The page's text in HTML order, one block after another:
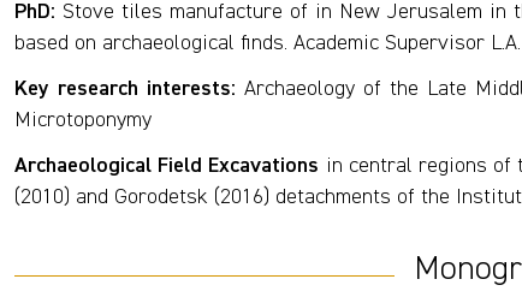
PhD: Stove tiles manufacture of in New Jerusalem
based on archaeological finds. Academic Supervisor
Key research interests: Archaeology of the Late
Microtoponymy
Archaeological Field Excavations in central regions of
(2010) and Gorodetsk (2016) detachments of the